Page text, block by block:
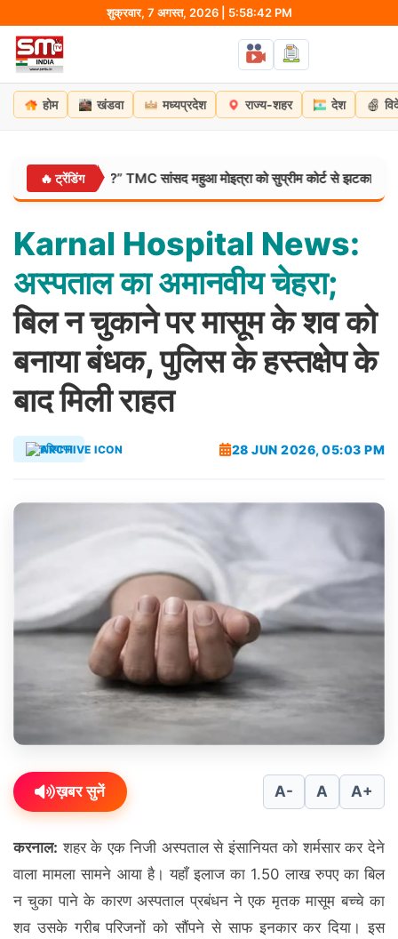
content
शुक्रवार, 7 अगस्त, 2026 | 5:58:43 PM
होम खंडवा मध्यप्रदेश राज्य-शहर देश
🔥 ट्रेंडिंग
है?” TMC सांसद महुआ मोइत्रा को सुप्रीम कोर्ट से झटका, याचिका खारिज
Karnal Hospital News:
अस्पतालका अमानवीयचेहरा;
बिल न चुकाने पर मासूम के शव को
बनाया बंधक, पुलिस के हस्तक्षेप के
बाद मिली राहत
हरियाणा 28 JUN 2026, 05:03 PM
ख़बर सुनें A- A A+
करनाल: शहर के एक निजी अस्पताल से इंसानियत को शर्मसार कर देने
वाला मामला सामने आया है। यहाँ इलाज का 1.50 लाख रुपए का बिल
न चुका पाने के कारण अस्पताल प्रबंधन ने एक मृतक मासूम बच्चे का
शव उसके गरीब परिजनों को सौंपने से साफ इनकार कर दिया। इस